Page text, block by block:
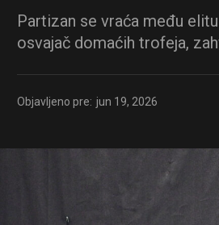
Partizan se vraća među
osvajač domaćih trofeja,
Objavljeno pre: jun 19, 2026